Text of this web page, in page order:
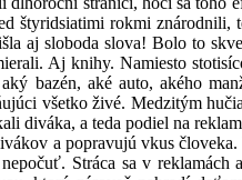
štyridsiatimi rokmi
aj sloboda slova! Bolo to
Aj knihy. Namiesto
bazén, aké auto, akého
všetko živé. Medzitým
diváka, a teda podiel na
a popravujú vkus
Stráca sa v